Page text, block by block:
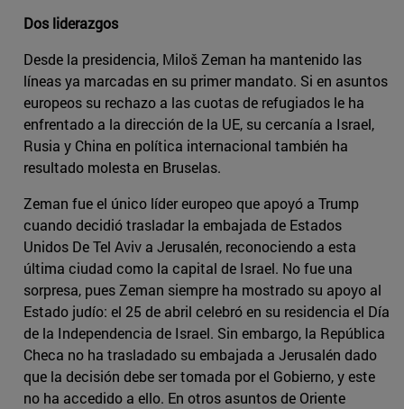
Dos liderazgos
Desde la presidencia, Miloš Zeman ha mantenido las
líneas ya marcadas en su primer mandato. Si en asuntos
europeos su rechazo a las cuotas de refugiados le ha
enfrentado a la dirección de la UE, su cercanía a Israel,
Rusia y China en política internacional también ha
resultado molesta en Bruselas.
Zeman fue el único líder europeo que apoyó a Trump
cuando decidió trasladar la embajada de Estados
Unidos De Tel Aviv a Jerusalén, reconociendo a esta
última ciudad como la capital de Israel. No fue una
sorpresa, pues Zeman siempre ha mostrado su apoyo al
Estado judío: el 25 de abril celebró en su residencia el Día
de la Independencia de Israel. Sin embargo, la República
Checa no ha trasladado su embajada a Jerusalén dado
que la decisión debe ser tomada por el Gobierno, y este
no ha accedido a ello. En otros asuntos de Oriente